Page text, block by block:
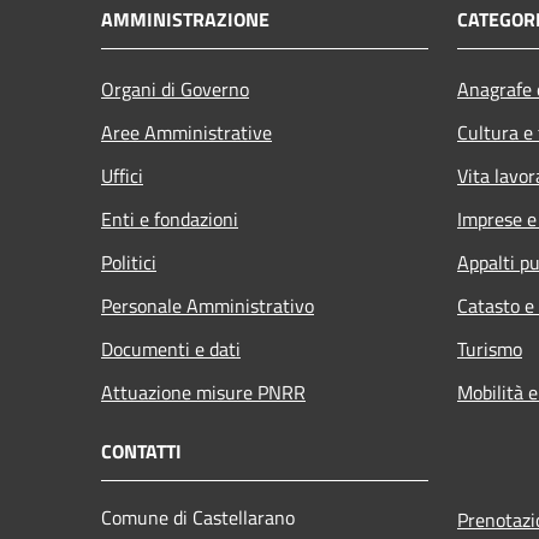
AMMINISTRAZIONE
Organi di Governo
Aree Amministrative
Uffici
Enti e fondazioni
Politici
Personale Amministrativo
Documenti e dati
Attuazione misure PNRR
Cultura
Vita
Imprese
Appalti
Catasto
Turismo
Mobilità
CONTATTI
Comune di Castellarano